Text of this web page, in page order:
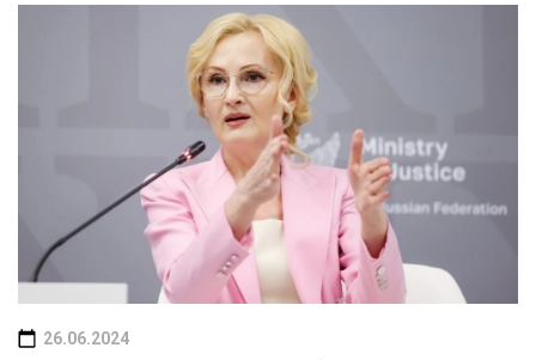
26.06.2024